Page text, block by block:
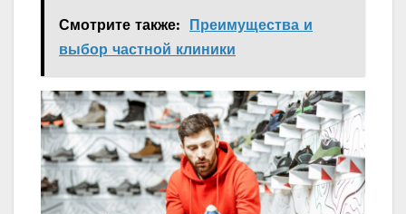
Смотрите также:
Преимущества и
выбор частной клиники